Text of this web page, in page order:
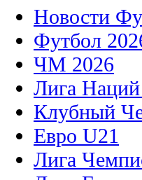
Новости
Футбол
ЧМ 2026
Лига
Клубный
Евро U21
Лига